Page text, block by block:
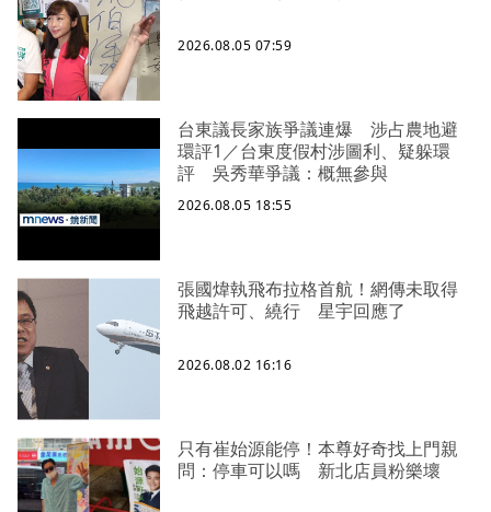
2026.08.05 07:59
台東議長家族爭議連爆 涉占農地避
環評1／台東度假村涉圖利、疑躲環
評 吳秀華爭議：概無參與
2026.08.05 18:55
張國煒執飛布拉格首航！網傳未取得
飛越許可、繞行 星宇回應了
2026.08.02 16:16
只有崔始源能停！本尊好奇找上門親
問：停車可以嗎 新北店員粉樂壞